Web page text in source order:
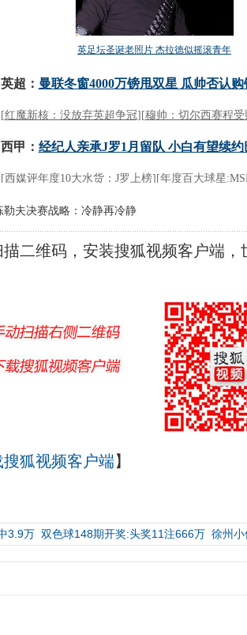
勒夫决赛战略：冷静再冷静
维码，安装搜狐视频客户端，
搜狐视频客户端】
3.9万 双色球148期开奖:头奖11注666万 徐州